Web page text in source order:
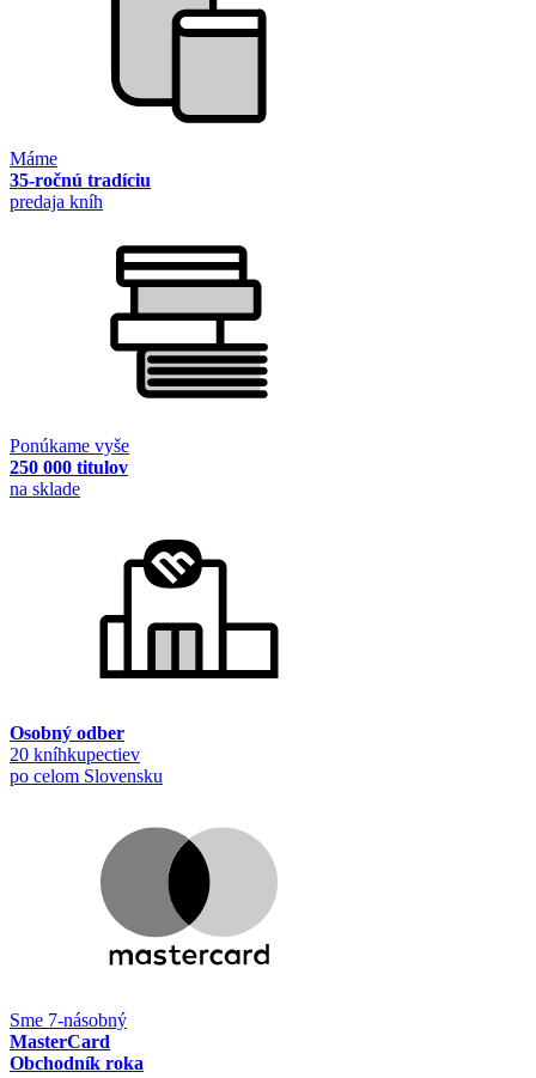
Máme
35-ročnú tradíciu
predaja kníh
Ponúkame vyše
250 000 titulov
na sklade
Osobný odber
20 kníhkupectiev
po celom Slovensku
Sme 7-násobný
MasterCard
Obchodník roka